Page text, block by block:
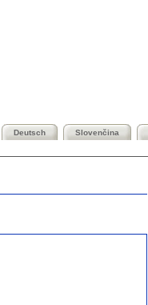
Deutsch Slovenčina